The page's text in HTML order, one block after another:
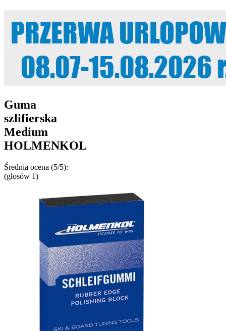
Guma
szlifierska
Medium
HOLMENKOL
Średnia ocena (5/5):
(głosów 1)